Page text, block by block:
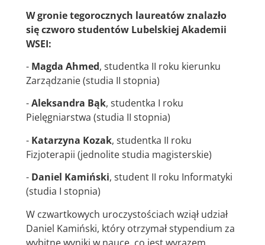
W gronie tegorocznych laureatów znalazło
się czworo studentów Lubelskiej Akademii
WSEI:
- Magda Ahmed, studentka II roku kierunku
Zarządzanie (studia II stopnia)
-Aleksandra Bąk, studentka I roku
Pielęgniarstwa (studia II stopnia)
- Katarzyna Kozak, studentka II roku
Fizjoterapii (jednolite studia magisterskie)
- Daniel Kamiński, student II roku Informatyki
(studia I stopnia)
W czwartkowych uroczystościach wziął udział
Daniel Kamiński, który otrzymał stypendium za